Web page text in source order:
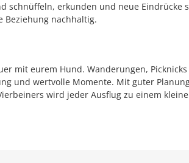
schnüffeln, erkunden und neue Eindrücke
Beziehung nachhaltig.
mit eurem Hund. Wanderungen,
und wertvolle Momente. Mit guter
wird jeder Ausflug zu einem